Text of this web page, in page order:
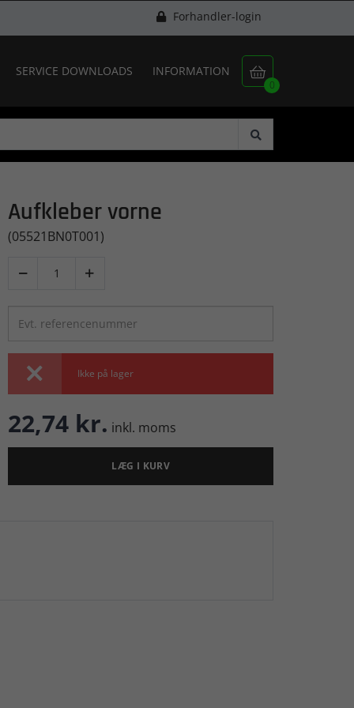
Forhandler-login

0
SERVICE DOWNLOADS INFORMATION
Aufkleber vorne
(05521BN0T001)
 
 Ikke på lager
22,74 kr. inkl. moms
LÆG I KURV